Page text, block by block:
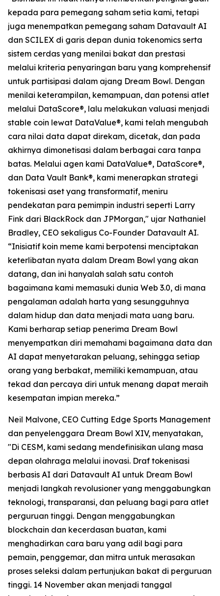
kepada para pemegang saham setia kami, tetapi
juga menempatkan pemegang saham Datavault AI
dan SCILEX di garis depan dunia tokenomics serta
sistem cerdas yang menilai bakat dan prestasi
melalui kriteria penyaringan baru yang komprehensif
untuk partisipasi dalam ajang Dream Bowl. Dengan
menilai keterampilan, kemampuan, dan potensi atlet
melalui DataScore®, lalu melakukan valuasi menjadi
stable coin lewat DataValue®, kami telah mengubah
cara nilai data dapat direkam, dicetak, dan pada
akhirnya dimonetisasi dalam berbagai cara tanpa
batas. Melalui agen kami DataValue®, DataScore®,
dan Data Vault Bank®, kami menerapkan strategi
tokenisasi aset yang transformatif, meniru
pendekatan para pemimpin industri seperti Larry
Fink dari BlackRock dan JPMorgan," ujar Nathaniel
Bradley, CEO sekaligus Co-Founder Datavault AI.
“Inisiatif koin meme kami berpotensi menciptakan
keterlibatan nyata dalam Dream Bowl yang akan
datang, dan ini hanyalah salah satu contoh
bagaimana kami memasuki dunia Web 3.0, di mana
pengalaman adalah harta yang sesungguhnya
dalam hidup dan data menjadi mata uang baru.
Kami berharap setiap penerima Dream Bowl
menyempatkan diri memahami bagaimana data dan
AI dapat menyetarakan peluang, sehingga setiap
orang yang berbakat, memiliki kemampuan, atau
tekad dan percaya diri untuk menang dapat meraih
kesempatan impian mereka.”
Neil Malvone, CEO Cutting Edge Sports Management
dan penyelenggara Dream Bowl XIV, menyatakan,
"Di CESM, kami sedang mendefinisikan ulang masa
depan olahraga melalui inovasi. Draf tokenisasi
berbasis AI dari Datavault AI untuk Dream Bowl
menjadi langkah revolusioner yang menggabungkan
teknologi, transparansi, dan peluang bagi para atlet
perguruan tinggi. Dengan menggabungkan
blockchain dan kecerdasan buatan, kami
menghadirkan cara baru yang adil bagi para
pemain, penggemar, dan mitra untuk merasakan
proses seleksi dalam pertunjukan bakat di perguruan
tinggi. 14 November akan menjadi tanggal